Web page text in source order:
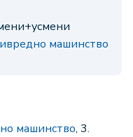
машинство
машинство, 3.